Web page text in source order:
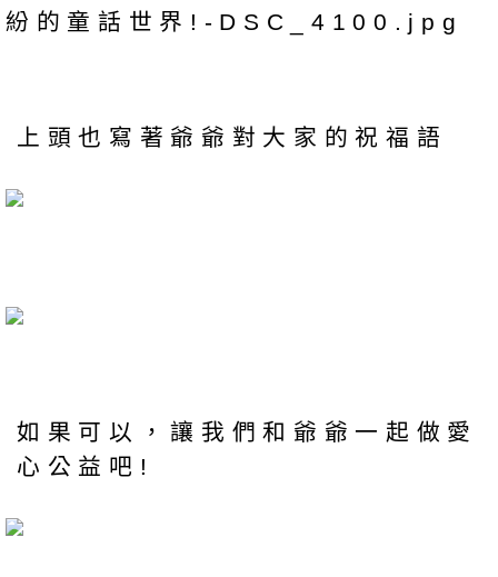
上頭也寫著爺爺對大家的祝福語
如果可以，讓我們和爺爺一起做愛
心公益吧!